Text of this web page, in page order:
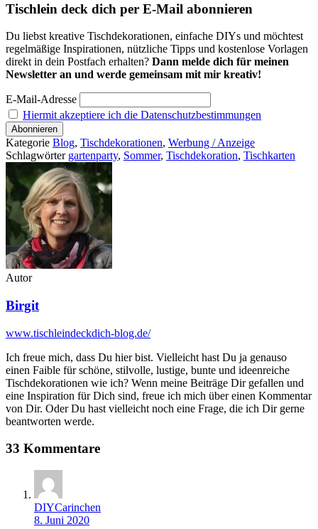
Tischlein deck dich per E-Mail abonnieren
Du liebst kreative Tischdekorationen, einfache DIYs und möchtest
regelmäßige Inspirationen, nützliche Tipps und kostenlose Vorlagen
direkt in dein Postfach erhalten? Dann melde dich für meinen
Newsletter an und werde gemeinsam mit mir kreativ!
E-Mail-Adresse
Hiermit akzeptiere ich die Datenschutzbestimmungen
Kategorie Blog, Tischdekorationen, Werbung / Anzeige
Schlagwörter gartenparty, Sommer, Tischdekoration, Tischkarten
Autor
Birgit
www.tischleindeckdich-blog.de/
Ich freue mich, dass Du hier bist. Vielleicht hast Du ja genauso
einen Faible für schöne, stilvolle, lustige, bunte und ideenreiche
Tischdekorationen wie ich? Wenn meine Beiträge Dir gefallen und
eine Inspiration für Dich sind, freue ich mich über einen Kommentar
von Dir. Oder Du hast vielleicht noch eine Frage, die ich Dir gerne
beantworten werde.
33 Kommentare
DIYCarinchen
8. Juni 2020